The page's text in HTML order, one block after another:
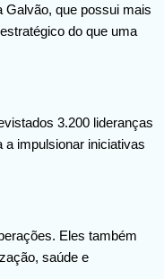
Galvão, que possui mais
do que uma
3.200 lideranças
impulsionar iniciativas
Eles também
saúde e